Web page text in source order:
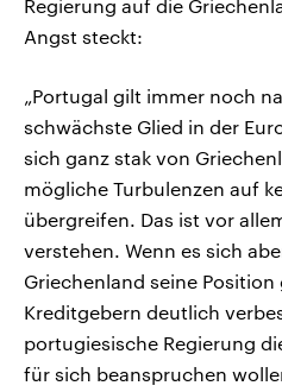
Regierung auf die
Angst steckt:
„Portugal gilt immer noch
schwächste Glied in der
sich ganz stak von
mögliche Turbulenzen auf
übergreifen. Das ist vor
verstehen. Wenn es sich
Griechenland seine
Kreditgebern deutlich
portugiesische Regierung
für sich beanspruchen